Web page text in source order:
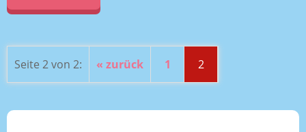
Seite 2 von 2: « zurück 1 2